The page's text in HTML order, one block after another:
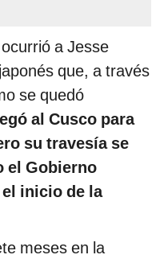
a Jesse
que, a través
se quedó
al Cusco para
su travesía se
el Gobierno
inicio de la
meses en la